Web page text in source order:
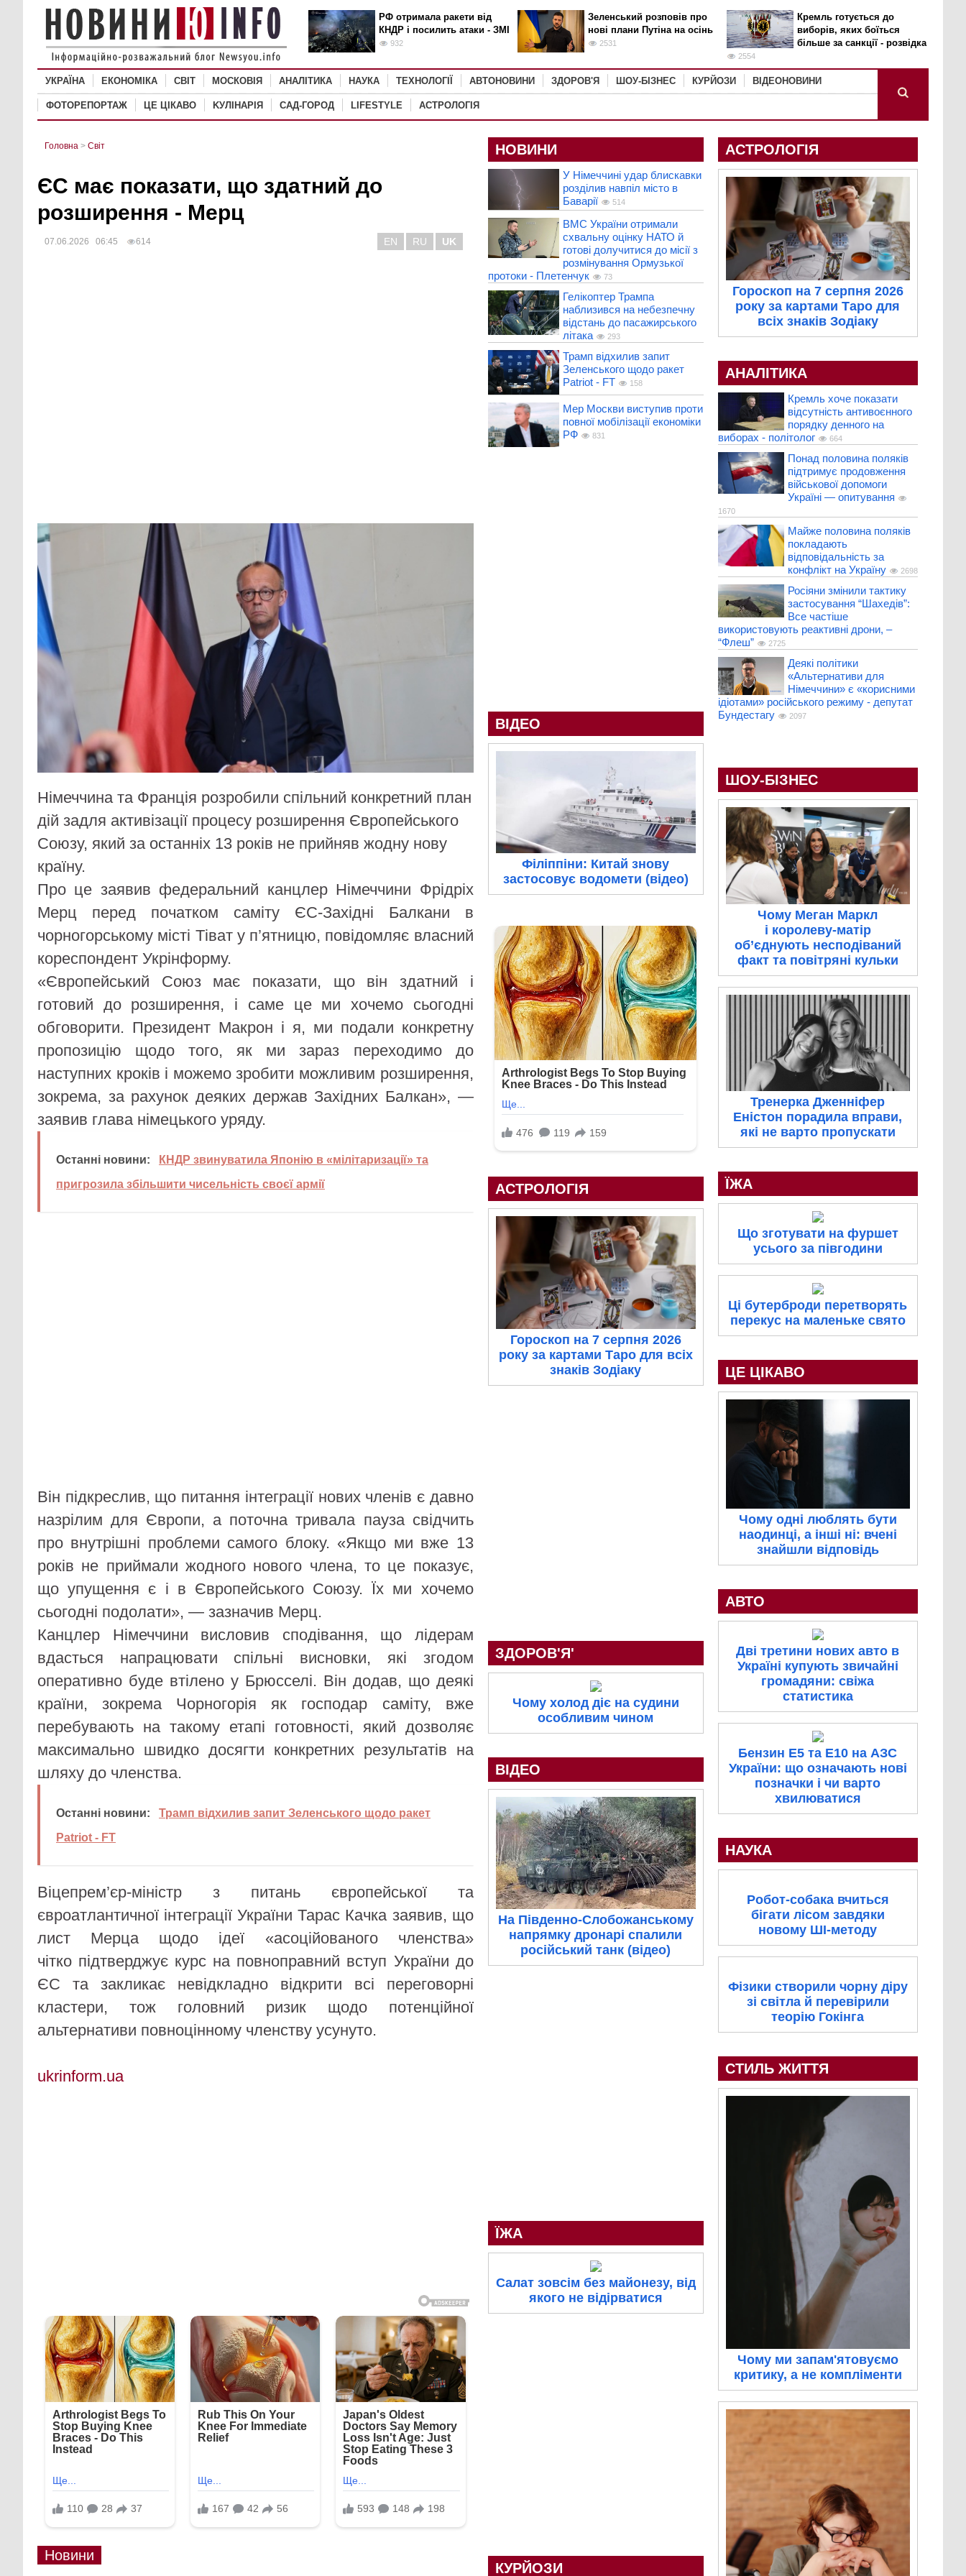
РФ отримала ракети від
КНДР і посилить атаки - ЗМІ
932
Зеленський розповів про
нові плани Путіна на осінь
2531
Кремль готується до
виборів, яких боїться
більше за санкції - розвідка
2554
УКРАЇНА ЕКОНОМІКА СВІТ MОСКОВІЯ АНАЛІТИКА НАУКА ТЕХНОЛОГІЇ АВТОНОВИНИ ЗДОРОВ'Я ШОУ-БІЗНЕС КУРЙОЗИ ВІДЕОНОВИНИ
ФОТОРЕПОРТАЖ ЦЕ ЦІКАВО KУЛІНАРІЯ САД-ГОРОД LIFESTYLE АСТРОЛОГІЯ
Головна > Світ
ЄС має показати, що здатний до
розширення - Мерц
07.06.2026 06:45 614 EN RU UK
Німеччина та Франція розробили спільний конкретний план
дій задля активізації процесу розширення Європейського
Союзу, який за останніх 13 років не прийняв жодну нову
країну.
Про це заявив федеральний канцлер Німеччини Фрідріх
Мерц перед початком саміту ЄС-Західні Балкани в
чорногорському місті Тіват у п’ятницю, повідомляє власний
кореспондент Укрінформу.
«Європейський Союз має показати, що він здатний і
готовий до розширення, і саме це ми хочемо сьогодні
обговорити. Президент Макрон і я, ми подали конкретну
пропозицію щодо того, як ми зараз переходимо до
наступних кроків і можемо зробити можливим розширення,
зокрема, за рахунок деяких держав Західних Балкан», —
заявив глава німецького уряду.
Останні новини:
КНДР звинуватила Японію в «мілітаризації» та
пригрозила збільшити чисельність своєї армії
Він підкреслив, що питання інтеграції нових членів є давно
назрілим для Європи, а поточна тривала пауза свідчить
про внутрішні проблеми самого блоку. «Якщо ми вже 13
років не приймали жодного нового члена, то це показує,
що упущення є і в Європейського Союзу. Їх ми хочемо
сьогодні подолати», — зазначив Мерц.
Канцлер Німеччини висловив сподівання, що лідерам
вдасться напрацювати спільні висновки, які згодом
оперативно буде втілено у Брюсселі. Він додав, що деякі
країни, зокрема Чорногорія як господар саміту, вже
перебувають на такому етапі готовності, який дозволяє
максимально швидко досягти конкретних результатів на
шляху до членства.
Останні новини:
Трамп відхилив запит Зеленського щодо ракет
Patriot - FT
Віцепрем’єр-міністр з питань європейської та
євроатлантичної інтеграції України Тарас Качка заявив, що
лист Мерца щодо ідеї «асоційованого членства»
чітко підтверджує курс на повноправний вступ України до
ЄС та закликає невідкладно відкрити всі переговорні
кластери, тож головний ризик щодо потенційної
альтернативи повноцінному членству усунуто.
ukrinform.ua
Новини
НОВИНИ
У Німеччині удар блискавки
розділив навпіл місто в
Баварії
514
ВМС України отримали
схвальну оцінку НАТО й
готові долучитися до місії з
розмінування Ормузької
протоки - Плетенчук
73
Гелікоптер Трампа
наблизився на небезпечну
відстань до пасажирського
літака
293
Трамп відхилив запит
Зеленського щодо ракет
Patriot - FT
158
Мер Москви виступив проти
повної мобілізації економіки
РФ
831
ВІДЕО
Філіппіни: Китай знову
застосовує водомети (відео)
АСТРОЛОГІЯ
Гороскоп на 7 серпня 2026
року за картами Таро для всіх
знаків Зодіаку
ЗДОРОВ'Я'
Чому холод діє на судини
особливим чином
ВІДЕО
На Південно-Слобожанському
напрямку дронарі спалили
російський танк (відео)
ЇЖА
Салат зовсім без майонезу, від
якого не відірватися
КУРЙОЗИ
АСТРОЛОГІЯ
Гороскоп на 7 серпня 2026
року за картами Таро для
всіх знаків Зодіаку
АНАЛІТИКА
Кремль хоче показати
відсутність антивоєнного
порядку денного на
виборах - політолог
664
Понад половина поляків
підтримує продовження
військової допомоги
Україні — опитування
1670
Майже половина поляків
покладають
відповідальність за
конфлікт на Україну
2698
Росіяни змінили тактику
застосування “Шахедів”:
Все частіше
використовують реактивні дрони, –
“Флеш”
2725
Деякі політики
«Альтернативи для
Німеччини» є «корисними
ідіотами» російського режиму - депутат
Бундестагу
2097
ШОУ-БІЗНЕС
Чому Меган Маркл
і королеву-матір
об’єднують несподіваний
факт та повітряні кульки
Тренерка Дженніфер
Еністон порадила вправи,
які не варто пропускати
ЇЖА
Що зготувати на фуршет
усього за півгодини
Ці бутерброди перетворять
перекус на маленьке свято
ЦЕ ЦІКАВО
Чому одні люблять бути
наодинці, а інші ні: вчені
знайшли відповідь
АВТО
Дві третини нових авто в
Україні купують звичайні
громадяни: свіжа
статистика
Бензин E5 та E10 на АЗС
України: що означають нові
позначки і чи варто
хвилюватися
НАУКА
Робот-собака вчиться
бігати лісом завдяки
новому ШІ-методу
Фізики створили чорну діру
зі світла й перевірили
теорію Гокінга
СТИЛЬ ЖИТТЯ
Чому ми запам'ятовуємо
критику, а не компліменти